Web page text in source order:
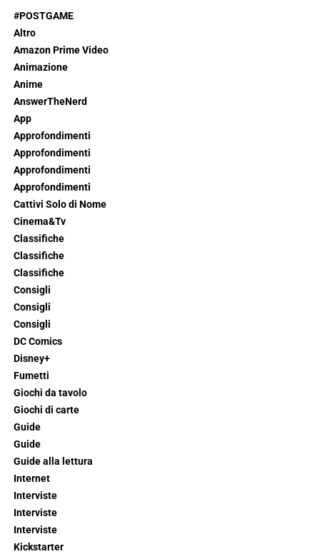
#POSTGAME
Altro
Amazon Prime Video
Animazione
Anime
AnswerTheNerd
App
Approfondimenti
Approfondimenti
Approfondimenti
Approfondimenti
Cattivi Solo di Nome
Cinema&Tv
Classifiche
Classifiche
Classifiche
Consigli
Consigli
Consigli
DC Comics
Disney+
Fumetti
Giochi da tavolo
Giochi di carte
Guide
Guide
Guide alla lettura
Internet
Interviste
Interviste
Interviste
Kickstarter